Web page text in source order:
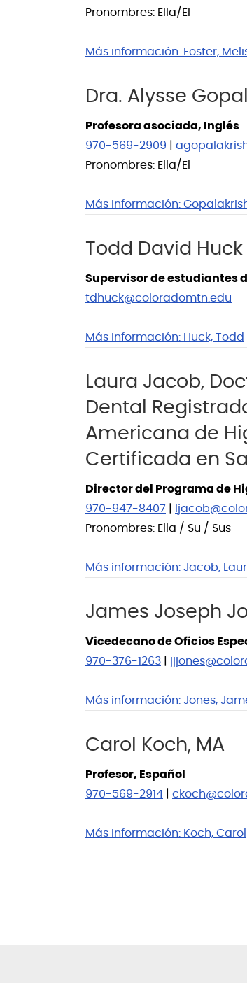
Pronombres: Ella/El
Más información: Foster,
Dra. Alysse
Profesora asociada, Inglés
970-569-2909
Pronombres: Ella/El
Más información:
Todd David Huck
Supervisor de estudiantes
tdhuck@coloradomtn.edu
Más información: Huck, Todd
Laura Jacob,
Dental
Americana de
Certificada en
Director del Programa de
970-947-8407
Pronombres: Ella / Su / Sus
Más información: Jacob,
James Joseph
Vicedecano de Oficios
970-376-1263
Más información: Jones,
Carol Koch, MA
Profesor, Español
970-569-2914
Más información: Koch, Carol